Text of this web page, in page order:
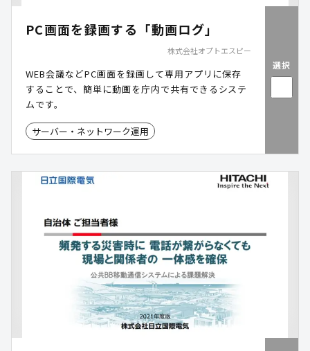
PC画面を録画する「動画ログ」
株式会社オプトエスピー
WEB会議などPC画面を録画して専用アプリに保存
することで、簡単に動画を庁内で共有できるシステ
ムです。
サーバー・ネットワーク運用
選択